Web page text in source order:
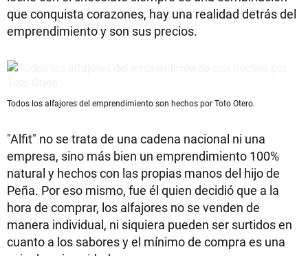
que conquista corazones, hay una realidad detrás del
emprendimiento y son sus precios.
Todos los alfajores del emprendimiento son hechos por Toto Otero.
"Alfit" no se trata de una cadena nacional ni una
empresa, sino más bien un emprendimiento 100%
natural y hechos con las propias manos del hijo de
Peña. Por eso mismo, fue él quien decidió que a la
hora de comprar, los alfajores no se venden de
manera individual, ni siquiera pueden ser surtidos en
cuanto a los sabores y el mínimo de compra es una